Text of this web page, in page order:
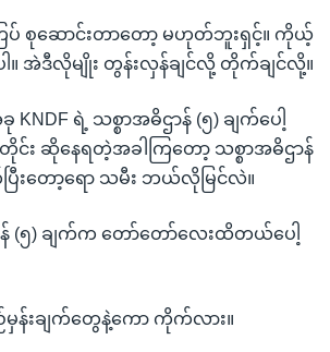
ြပ် စုဆောင်းတာတော့ မဟုတ်ဘူးရှင့်။ ကိုယ့်
အဲဒီလိုမျိုး တွန်းလှန်ချင်လို့ တိုက်ချင်လို့။
KNDF ရဲ့ သစ္စာအဓိဌာန် (၅) ချက်ပေါ့
င်း ဆိုနေရတဲ့အခါကြတော့ သစ္စာအဓိဌာန်
ြီးတော့ရော သမီး ဘယ်လိုမြင်လဲ။
ာန် (၅) ချက်က တော်တော်လေးထိတယ်ပေါ့
မှန်းချက်တွေနဲ့ကော ကိုက်လား။